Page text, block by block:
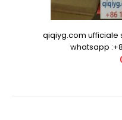
qiqiyg.com ufficiale
whatsapp